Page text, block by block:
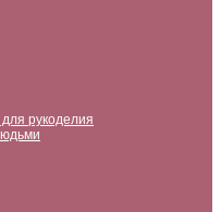
рукоделия